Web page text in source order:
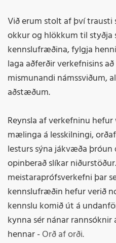
Við erum stolt af því trausti
okkur og hlökkum til styðja
kennslufræðina, fylgja
laga aðferðir verkefnisins
mismunandi námssviðum,
aðstæðum.
Reynsla af verkefninu
mælinga á lesskilningi,
lesturs sýna jákvæða
opinberað slíkar
meistaraprófsverkefni þar
kennslufræðin hefur verið
kennslu komið út á
kynna sér nánar rannsóknir
hennar -Orð af orði.